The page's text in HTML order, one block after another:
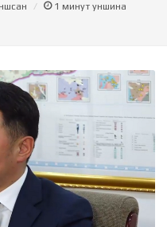
1 минут уншина